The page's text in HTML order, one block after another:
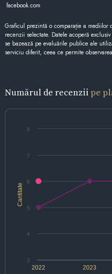
facebook.com
Graficul prezintă o comparație a
recenzii selectate. Datele acoperă
se bazează pe evaluările publice ale
serviciu diferit, ceea ce permite
Numărul de recenzii pe
Cantitate
2022 2023
3
4
5
6
7
8